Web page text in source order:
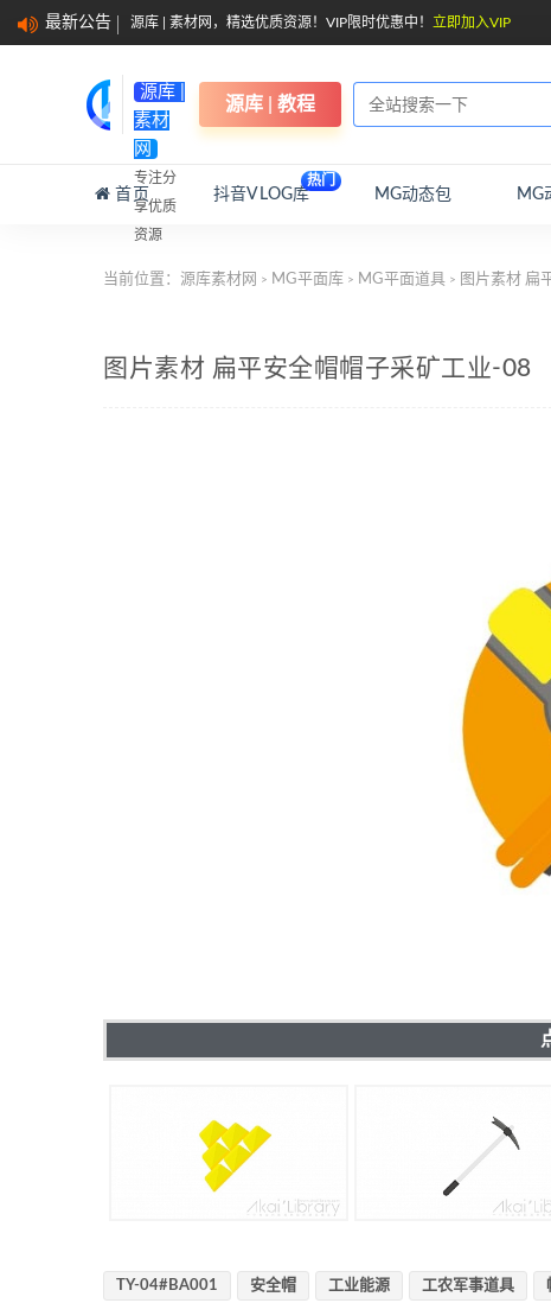
最新公告 源库 | 素材网，精选优质资源！VIP限时优惠中！ 立即加入VIP
源库 |
素材
网
专注分
享优质
资源
源库 | 教程
首页 抖音VLOG库
热门
MG动态包 MG
当前位置： 源库素材网 > MG平面库 > MG平面道具 > 图片素材 扁
图片素材 扁平安全帽帽子采矿工业-08
TY-04#BA001 安全帽 工业能源 工农军事道具